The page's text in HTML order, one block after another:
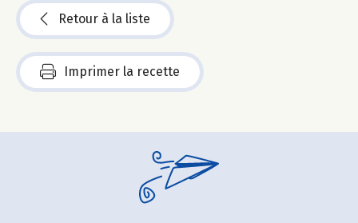
Retour à la liste
Imprimer la recette